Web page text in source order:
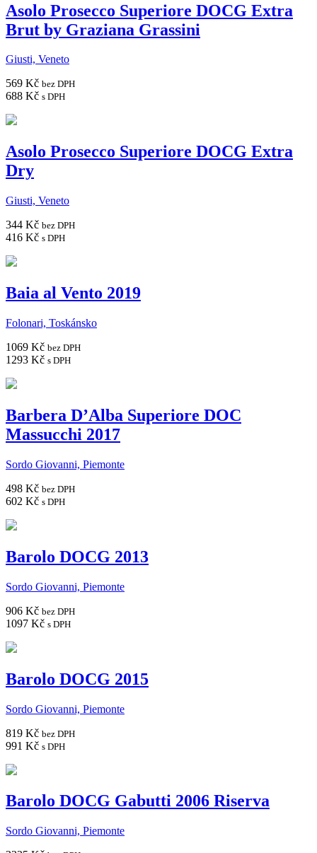
Asolo Prosecco Superiore DOCG Extra
Brut by Graziana Grassini
Giusti, Veneto
569 Kč bez DPH
688 Kč s DPH
Asolo Prosecco Superiore DOCG Extra
Dry
Giusti, Veneto
344 Kč bez DPH
416 Kč s DPH
Baia al Vento 2019
Folonari, Toskánsko
1069 Kč bez DPH
1293 Kč s DPH
Barbera D’Alba Superiore DOC
Massucchi 2017
Sordo Giovanni, Piemonte
498 Kč bez DPH
602 Kč s DPH
Barolo DOCG 2013
Sordo Giovanni, Piemonte
906 Kč bez DPH
1097 Kč s DPH
Barolo DOCG 2015
Sordo Giovanni, Piemonte
819 Kč bez DPH
991 Kč s DPH
Barolo DOCG Gabutti 2006 Riserva
Sordo Giovanni, Piemonte